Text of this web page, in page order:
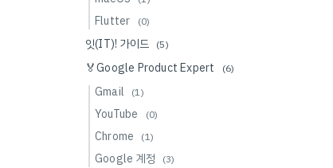
Flutter (0)
잇(IT)! 가이드 (5)
🏅Google Product Expert (6)
Gmail (1)
YouTube (0)
Chrome (1)
Google 계정 (3)